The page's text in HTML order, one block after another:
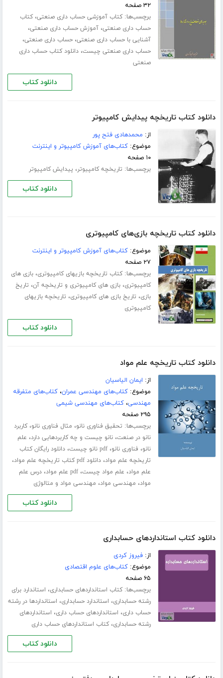
۳۲ صفحه
برچسب‌ها:کتاب آموزشی حساب داری صنعتی،کتاب
حساب داری صنعتی،آموزش حساب داری صنعتی،
آشنایی با حساب داری صنعتی،حساب داری صنعتی،
حساب داری صنعتی چیست،دانلود کتاب حساب داری
صنعتی
دانلود کتاب
دانلود کتاب تاریخچه پیدایش کامپیوتر
از: محمدهادی فتح پور
موضوع:کتاب‌های آموزش کامپیوتر و اینترنت
۱۰ صفحه
برچسب‌ها: تاریخچه کامپیوتر، پیدایش کامپیوتر
دانلود کتاب
دانلود کتاب تاریخچه بازی‌های کامپیوتری
موضوع:کتاب‌های آموزش کامپیوتر و اینترنت
۲۷ صفحه
برچسب‌ها:کتاب تاریخچه بازیهای کامپیوتری،بازی های
کامپیوتری،بازی های کامپیوتری و تاریخچه آن، تاریخ
بازی، تاریخ بازی های کامپیوتری، تاریخچه بازیهای
کامپیوتری
دانلود کتاب
دانلود کتاب تاریخچه علم مواد
از: ایمان الیاسیان
موضوع:کتاب‌های مهندسی عمران،کتاب‌های متفرقه
مهندسی،کتاب‌های مهندسی شیمی
۲۹۵ صفحه
برچسب‌ها: تحقیق فناوری نانو، مثال فناوری نانو،کاربرد
نانو در صنعت،نانو چیست و چه کاربردهایی دارد، علم
نانو، فناوری نانو،pdf نانو چیست ،دانلود رایگان کتاب
تاریخچه علم مواد،دانلود pdf کتاب تاریخچه علم مواد ،
علم مواد، علم مواد چیست،pdf علم مواد ،درس علم
مواد، مهندسی مواد، مهندسی مواد و متالوژی
دانلود کتاب
دانلود کتاب استانداردهای حسابداری
از:فیروز کردی
موضوع:کتاب‌های علوم اقتصادی
۶۵ صفحه
برچسب‌ها:کتاب استانداردهای حسابداری، استاندارد برای
رشته حسابداری، استاندارد حسابداری، استانداردها در رشته
حساب داری، استانداردهای حساب داری، استانداردهای
رشته حسابداری،کتاب استانداردهای حساب داری
دانلود کتاب